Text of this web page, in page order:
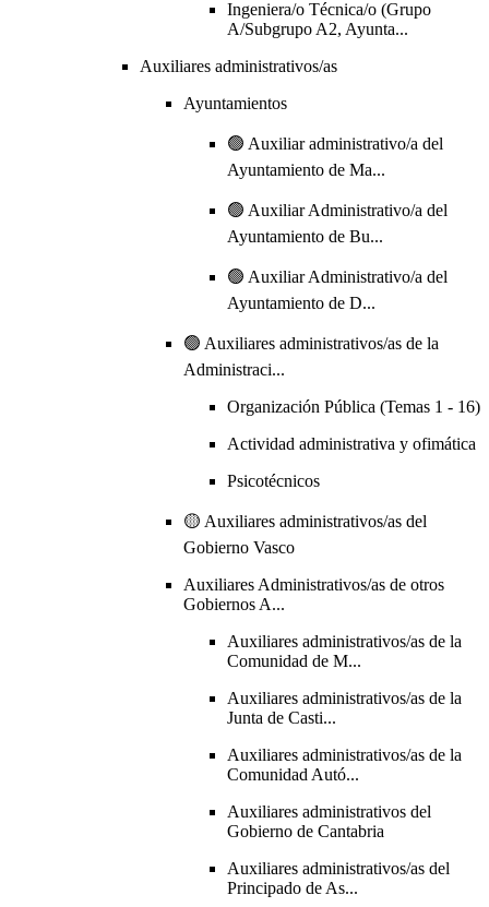
Ingeniera/o Técnica/o (Grupo
A/Subgrupo A2, Ayunta...
Auxiliares administrativos/as
Ayuntamientos
🟢 Auxiliar administrativo/a del
Ayuntamiento de Ma...
🟢 Auxiliar Administrativo/a del
Ayuntamiento de Bu...
🟢 Auxiliar Administrativo/a del
Ayuntamiento de D...
🟢 Auxiliares administrativos/as de la
Administraci...
Organización Pública (Temas 1 - 16)
Actividad administrativa y ofimática
Psicotécnicos
🟡 Auxiliares administrativos/as del
Gobierno Vasco
Auxiliares Administrativos/as de otros
Gobiernos A...
Auxiliares administrativos/as de la
Comunidad de M...
Auxiliares administrativos/as de la
Junta de Casti...
Auxiliares administrativos/as de la
Comunidad Autó...
Auxiliares administrativos del
Gobierno de Cantabria
Auxiliares administrativos/as del
Principado de As...